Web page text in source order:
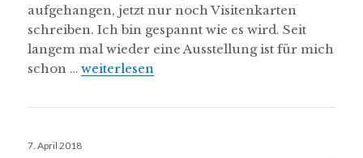
aufgehangen, jetzt nur noch Visitenkarten
schreiben. Ich bin gespannt wie es wird. Seit
langem mal wieder eine Ausstellung ist für mich
schon …Mittendrinnen…
weiterlesen
Veröffentlicht
7. April 2018